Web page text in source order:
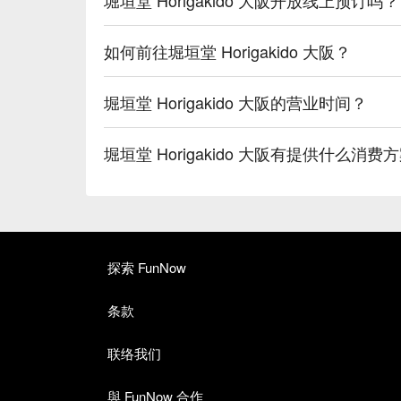
如何前往堀垣堂 Horigakido 大阪？
堀垣堂 Horigakido 大阪的营业时间？
堀垣堂 Horigakido 大阪有提供什么消费
探索 FunNow
条款
联络我们
與 FunNow 合作